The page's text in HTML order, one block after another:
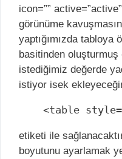
icon=””
görünüme
yaptığımızda
basitinden
istediğimiz değerde
istiyor isek
<table
etiketi ile
boyutunu ayarlamak